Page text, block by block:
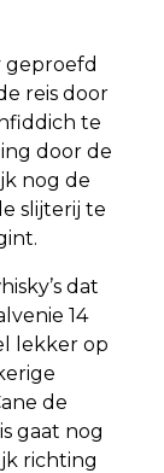
geproefd
reis door
te
door de
nog de
slijterij te
dat
14
lekker op
de
gaat nog
richting